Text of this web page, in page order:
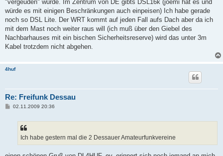
"vergeuden" würde. Im Zentrum von DE gibts DSL16k (joemi hat es und
würde es mit einigen Beschränkungen auch einpeisen) Ich habe gerade
noch so DSL Lite. Der WRT kommt auf jeden Fall aufs Dach aber da ich
mit dem Mast noch weiter raus will (ich muß über den Giebel des
Nachbarhauses mit ein bischen Sicherheitsreserve) wird das unter 3m
Kabel trotzdem nicht abgehen.
4huf
Re: Freifunk Dessau
B02.11.2009 20:36
Ich habe gestern mal die 2 Dessauer Amateurfunkvereine